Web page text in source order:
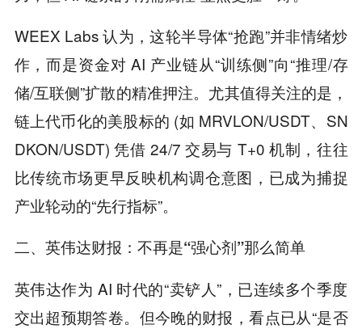
WEEX Labs 认为，这轮半导体“抢跑”并非情绪炒
作，而是资金对 AI 产业链从“训练侧”向“推理/存
储/互联侧”扩散的精准押注。尤其值得关注的是，
链上代币化的美股标的 (如 MRVLON/USDT、SN
DKON/USDT) 凭借 24/7 交易与 T+0 机制，往往
比传统市场更早反映机构调仓意图，已成为捕捉
产业轮动的“先行指标”。
二、英伟达财报：不再是“强心剂”那么简单
英伟达作为 AI 时代的“卖铲人”，已连续多个季度
交出超预期答卷。但今晚的财报，看点已从“是否